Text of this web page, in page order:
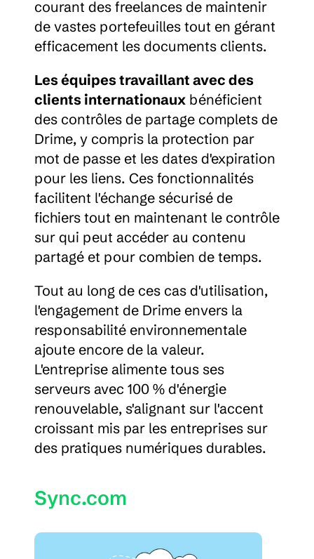
courant des freelances de maintenir
de vastes portefeuilles tout en gérant
efficacement les documents clients.
Les équipes travaillant avec des
clients internationaux bénéficient
des contrôles de partage complets de
Drime, y compris la protection par
mot de passe et les dates d'expiration
pour les liens. Ces fonctionnalités
facilitent l'échange sécurisé de
fichiers tout en maintenant le contrôle
sur qui peut accéder au contenu
partagé et pour combien de temps.
Tout au long de ces cas d'utilisation,
l'engagement de Drime envers la
responsabilité environnementale
ajoute encore de la valeur.
L'entreprise alimente tous ses
serveurs avec 100 % d'énergie
renouvelable, s'alignant sur l'accent
croissant mis par les entreprises sur
des pratiques numériques durables.
Sync.com